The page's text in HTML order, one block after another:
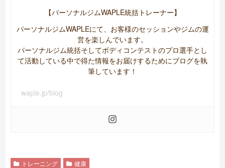
【パーソナルジムWAPLE統括トレーナー】
パーソナルジムWAPLEにて、お客様のセッションやジムの運
営を楽しんでいます。
パーソナルジム統括そしてボディコンテストのプロ選手とし
て活動している中で得た情報をお届けするためにブログを執
筆しています！
waple.jp/blog
トレーニング 健康